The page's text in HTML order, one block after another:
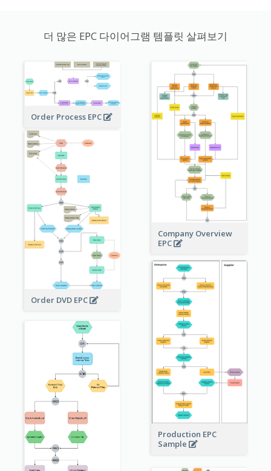
더 많은 EPC 다이어그램 템플릿 살펴보기
Order Process EPC
Company Overview
EPC
Order DVD EPC
Production EPC
Sample